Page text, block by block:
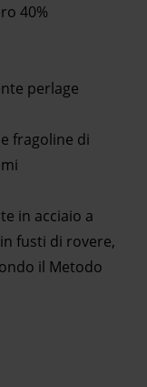
40%
perlage
fragoline di
in acciaio a
fusti di rovere,
il Metodo